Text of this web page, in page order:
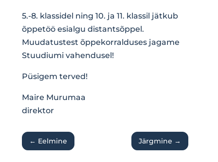
5.-8. klassidel ning 10. ja 11. klassil jätkub
õppetöö esialgu distantsõppel.
Muudatustest õppekorralduses jagame
Stuudiumi vahendusel!
Püsigem terved!
Maire Murumaa
direktor
← Eelmine Järgmine →